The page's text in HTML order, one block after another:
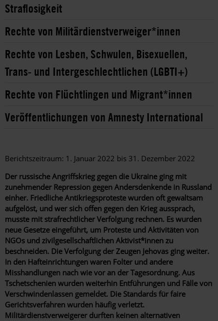
Straflosigkeit
Rechte von Militärdienstverweiger*innen
Rechte von Lesben, Schwulen, Bisexuellen,
Trans- und Intergeschlechtlichen (LGBTI+)
Rechte von Flüchtlingen und Migrant*innen
Veröffentlichungen von Amnesty International
Berichtszeitraum: 1. Januar 2022 bis 31. Dezember 2022
Der russische Angriffskrieg gegen die Ukraine ging mit
zunehmender Repression gegen Andersdenkende in Russland
einher. Friedliche Antikriegsproteste wurden oft gewaltsam
aufgelöst, und wer sich offen gegen den Krieg aussprach,
musste mit strafrechtlicher Verfolgung rechnen. Es wurden
neue Gesetze eingeführt, um Proteste und Aktivitäten von
NGOs und zivilgesellschaftlichen Aktivist*innen zu
beschneiden. Die Verfolgung der Zeugen Jehovas ging weiter.
In den Hafteinrichtungen waren Folter und andere
Misshandlungen nach wie vor an der Tagesordnung. Aus
Tschetschenien wurden weiterhin Entführungen und Fälle von
Verschwindenlassen gemeldet. Die Standards für faire
Gerichtsverfahren wurden häufig verletzt.
Militärdienstverweigerer durften keinen alternativen